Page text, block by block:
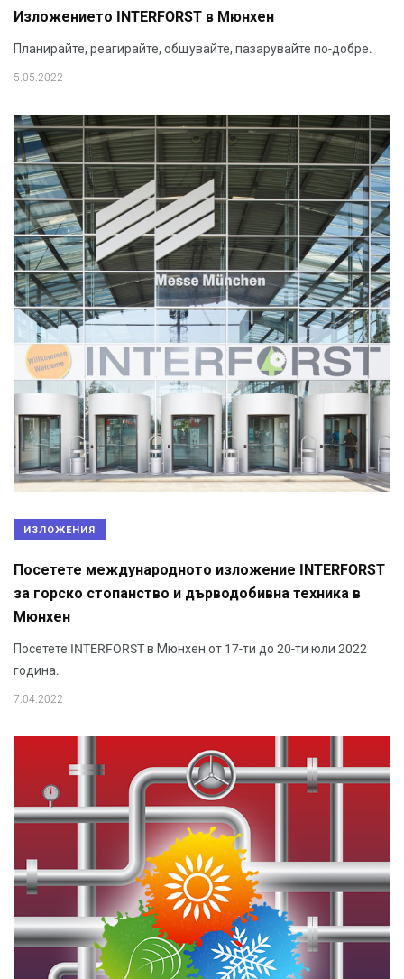
Изложението INTERFORST в Мюнхен
Планирайте, реагирайте, общувайте, пазарувайте по-добре.
5.05.2022
ИЗЛОЖЕНИЯ
Посетете международното изложение INTERFORST
за горско стопанство и дърводобивна техника в
Мюнхен
Посетете INTERFORST в Мюнхен от 17-ти до 20-ти юли 2022
година.
7.04.2022